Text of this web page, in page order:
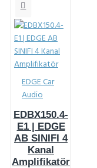
EDGE Car
Audio
EDBX150.4-
E1 | EDGE
AB SINIFI 4
Kanal
Amplifikatör